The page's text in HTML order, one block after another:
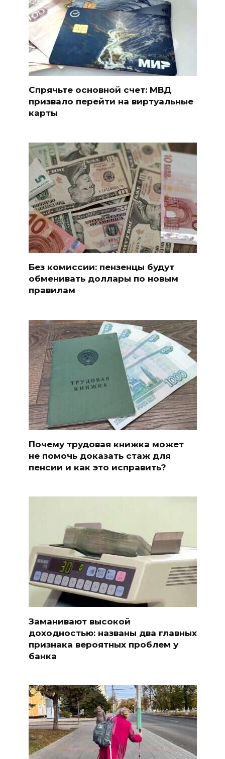
Спрячьте основной счет: МВД
призвало перейти на виртуальные
карты
Без комиссии: пензенцы будут
обменивать доллары по новым
правилам
Почему трудовая книжка может
не помочь доказать стаж для
пенсии и как это исправить?
Заманивают высокой
доходностью: названы два главных
признака вероятных проблем у
банка